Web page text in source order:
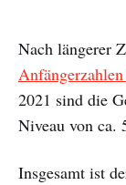
Nach längerer
2021 sind die
Niveau von ca.
Insgesamt ist